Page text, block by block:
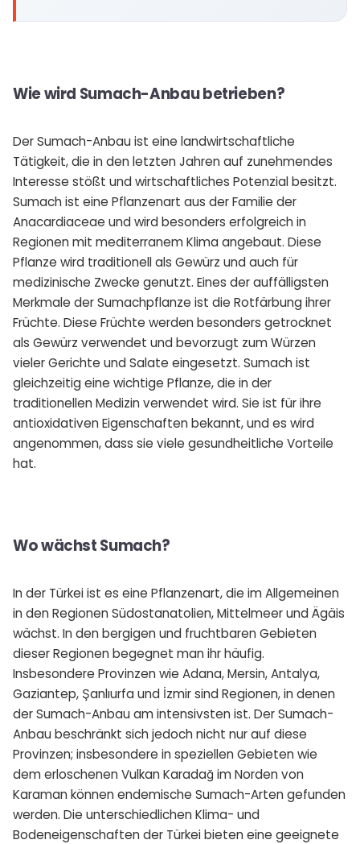
Wie wird Sumach-Anbau betrieben?
Der Sumach-Anbau ist eine landwirtschaftliche
Tätigkeit, die in den letzten Jahren auf zunehmendes
Interesse stößt und wirtschaftliches Potenzial besitzt.
Sumach ist eine Pflanzenart aus der Familie der
Anacardiaceae und wird besonders erfolgreich in
Regionen mit mediterranem Klima angebaut. Diese
Pflanze wird traditionell als Gewürz und auch für
medizinische Zwecke genutzt. Eines der auffälligsten
Merkmale der Sumachpflanze ist die Rotfärbung ihrer
Früchte. Diese Früchte werden besonders getrocknet
als Gewürz verwendet und bevorzugt zum Würzen
vieler Gerichte und Salate eingesetzt. Sumach ist
gleichzeitig eine wichtige Pflanze, die in der
traditionellen Medizin verwendet wird. Sie ist für ihre
antioxidativen Eigenschaften bekannt, und es wird
angenommen, dass sie viele gesundheitliche Vorteile
hat.
Wo wächst Sumach?
In der Türkei ist es eine Pflanzenart, die im Allgemeinen
in den Regionen Südostanatolien, Mittelmeer und Ägäis
wächst. In den bergigen und fruchtbaren Gebieten
dieser Regionen begegnet man ihr häufig.
Insbesondere Provinzen wie Adana, Mersin, Antalya,
Gaziantep, Şanlıurfa und İzmir sind Regionen, in denen
der Sumach-Anbau am intensivsten ist. Der Sumach-
Anbau beschränkt sich jedoch nicht nur auf diese
Provinzen; insbesondere in speziellen Gebieten wie
dem erloschenen Vulkan Karadağ im Norden von
Karaman können endemische Sumach-Arten gefunden
werden. Die unterschiedlichen Klima- und
Bodeneigenschaften der Türkei bieten eine geeignete